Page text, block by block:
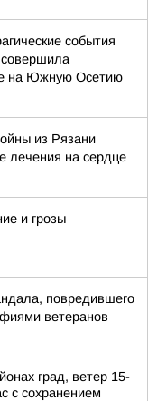
события
совершила
на Южную Осетию
из Рязани
лечения на сердце
и грозы
повредившего
ветеранов
град, ветер 15-
с сохранением